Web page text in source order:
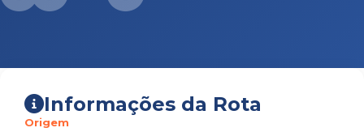
Informações da Rota
Origem